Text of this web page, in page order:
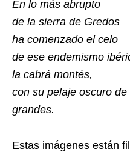
En lo más abrupto
de la sierra de Gredos
ha comenzado el celo
de ese endemismo
la cabrá montés,
con su pelaje oscuro
grandes.
Estas imágenes están